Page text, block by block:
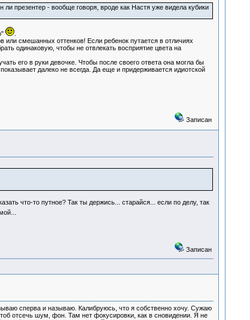
презентер - вообще говоря, вроде как Настя уже видела кубики
.
или смешанных оттенков! Если ребенок путается в отличиях
одинаковую, чтобы не отвлекать восприятие цвета на
его в руки девочке. Чтобы после своего ответа она могла бы
далеко не всегда. Да еще и придерживается идиотской
Записан
что-то путное? Так ты держись... старайся... если по делу, так
Записан
сперва и называю. Калибруюсь, что я собственно хочу. Сужаю
отсечь шум, фон. Там нет фокусировки, как в сновидении. Я не